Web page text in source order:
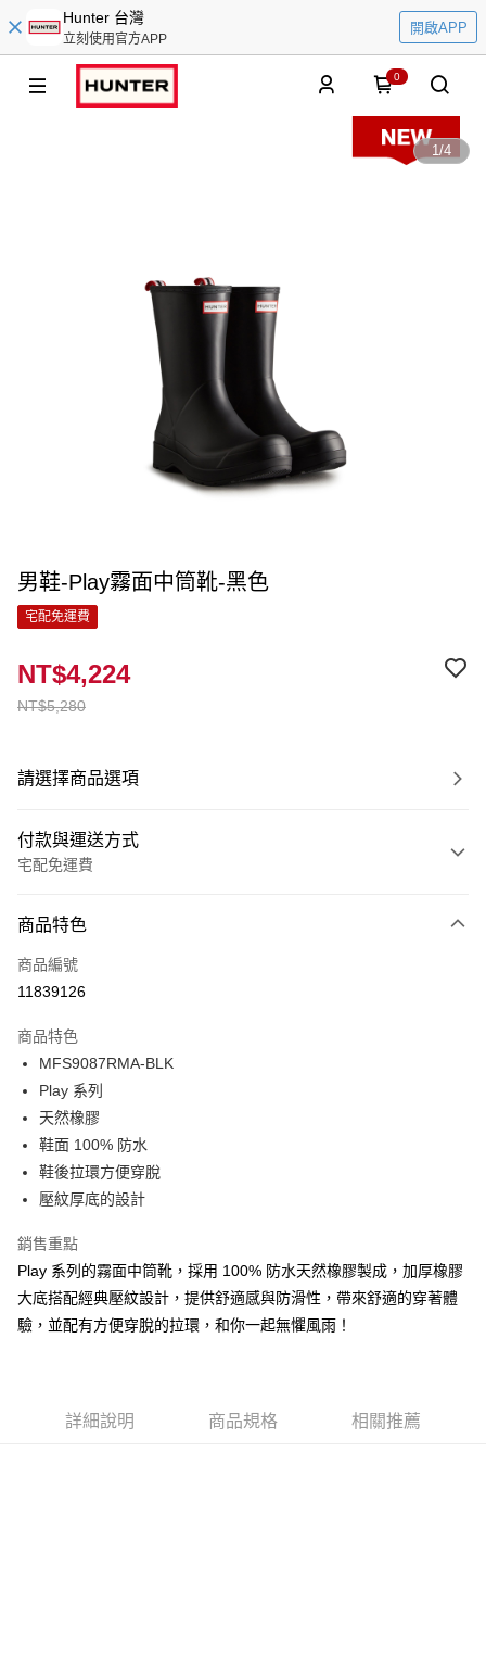
Hunter 台灣
立刻使用官方APP
開啟APP
0
1/4
男鞋-Play霧面中筒靴-黑色
宅配免運費
NT$5,280
NT$4,224
請選擇商品選項
付款與運送方式
宅配免運費
信用卡一次付款
LINE Pay
Google Pay
貨到付款
運送方式
貨到付款
商品特色
商品編號
11839126
商品特色
MFS9087RMA-BLK
Play 系列
天然橡膠
鞋面 100% 防水
鞋後拉環方便穿脫
壓紋厚底的設計
銷售重點
Play 系列的霧面中筒靴，採用 100% 防水天然橡膠製成，加厚橡膠
大底搭配經典壓紋設計，提供舒適感與防滑性，帶來舒適的穿著體
驗，並配有方便穿脫的拉環，和你一起無懼風雨！
詳細說明 商品規格 相關推薦